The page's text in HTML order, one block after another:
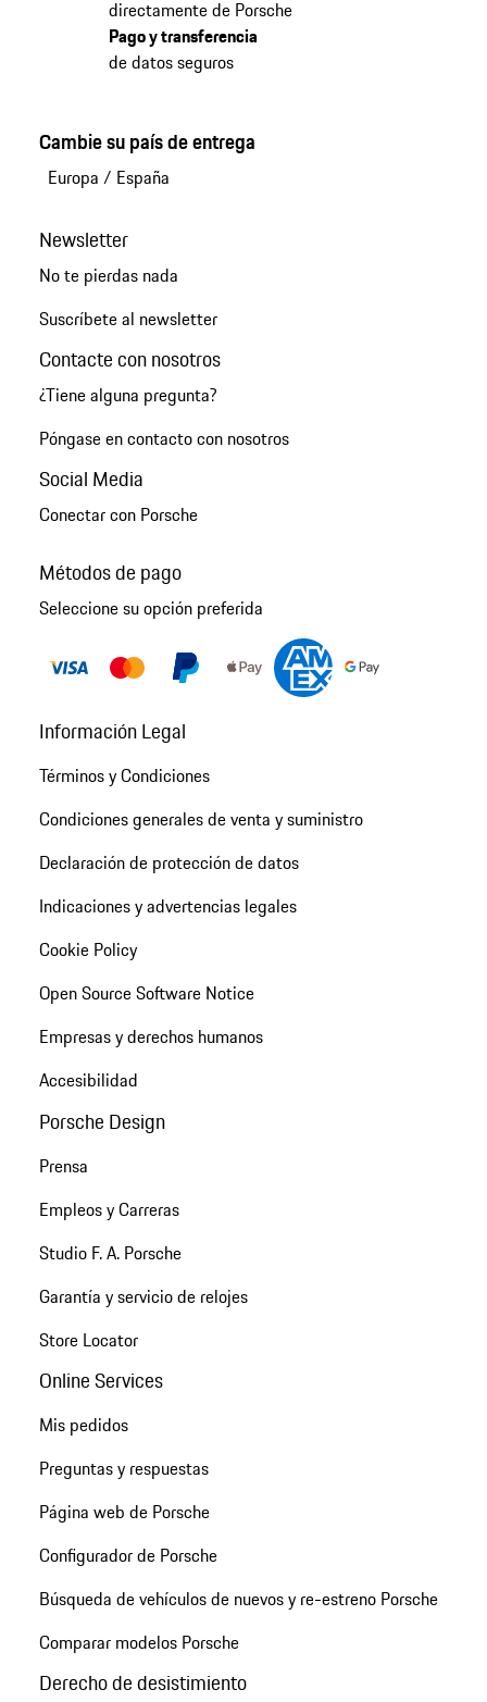
directamente de Porsche
Pago y transferencia
de datos seguros
Cambie su país de entrega
Europa / España
Newsletter
No te pierdas nada
Suscríbete al newsletter
Contacte con nosotros
¿Tiene alguna pregunta?
Póngase en contacto con nosotros
Social Media
Conectar con Porsche
Métodos de pago
Seleccione su opción preferida
Información Legal
Términos y Condiciones
Condiciones generales de venta y suministro
Declaración de protección de datos
Indicaciones y advertencias legales
Cookie Policy
Open Source Software Notice
Empresas y derechos humanos
Accesibilidad
Porsche Design
Prensa
Empleos y Carreras
Studio F. A. Porsche
Garantía y servicio de relojes
Store Locator
Online Services
Mis pedidos
Preguntas y respuestas
Página web de Porsche
Configurador de Porsche
Búsqueda de vehículos de nuevos y re-estreno Porsche
Comparar modelos Porsche
Derecho de desistimiento